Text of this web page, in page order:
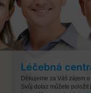
Léčebná centra
Děkujeme za Váš zájem
Svůj dotaz můžete položit